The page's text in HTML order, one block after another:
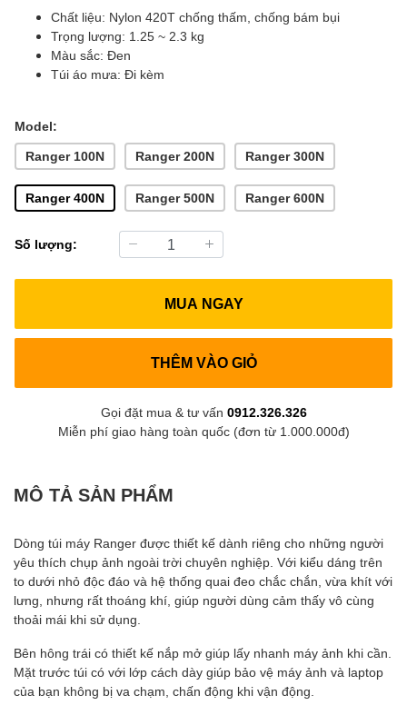
Chất liệu: Nylon 420T chống thấm, chống bám bụi
Trọng lượng: 1.25 ~ 2.3 kg
Màu sắc: Đen
Túi áo mưa: Đi kèm
Model:
Ranger 100N
Ranger 200N Ranger 300N
Ranger 400N Ranger 500N Ranger 600N
Số lượng:
MUA NGAY
THÊM VÀO GIỎ
Gọi đặt mua & tư vấn 0912.326.326
Miễn phí giao hàng toàn quốc (đơn từ 1.000.000đ)
MÔ TẢ SẢN PHẨM
Dòng túi máy Ranger được thiết kế dành riêng cho những người
yêu thích chụp ảnh ngoài trời chuyên nghiệp. Với kiểu dáng trên
to dưới nhỏ độc đáo và hệ thống quai đeo chắc chắn, vừa khít với
lưng, nhưng rất thoáng khí, giúp người dùng cảm thấy vô cùng
thoải mái khi sử dụng.
Bên hông trái có thiết kế nắp mở giúp lấy nhanh máy ảnh khi cần.
Mặt trước túi có với lớp cách dày giúp bảo vệ máy ảnh và laptop
của bạn không bị va chạm, chấn động khi vận động.